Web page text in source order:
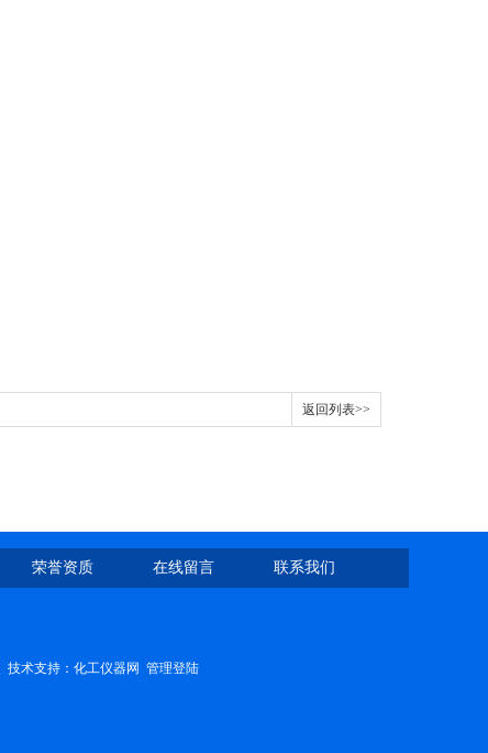
返回列表>>
荣誉资质 在线留言 联系我们
技术支持： 化工仪器网 管理登陆